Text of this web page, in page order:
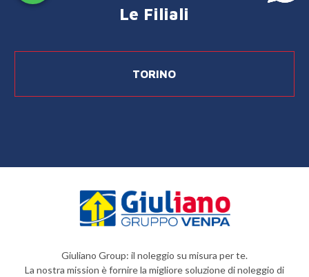
Le Filiali
TORINO
Giuliano Group: il noleggio su misura per te.
La nostra mission è fornire la migliore soluzione di noleggio di